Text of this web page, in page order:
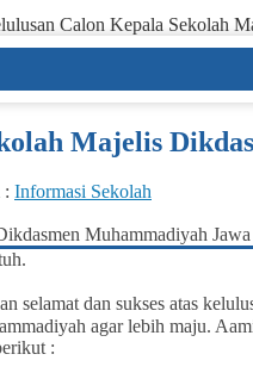
Calon Kepala Sekolah
Majelis
: Informasi Sekolah
selamat dan sukses atas
agar lebih maju.
: